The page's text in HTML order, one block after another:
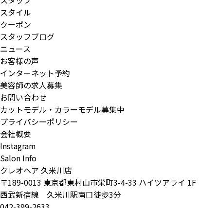
スタイル
クーポン
スタッフブログ
ニュース
お客様の声
インターネット予約
美容師の求人募集
お問い合わせ
カットモデル・カラーモデル募集中
プライバシーポリシー
会社概要
Instagram
Salon Info
クレオヘア 久米川店
〒189-0013 東京都東村山市栄町3-4-33 ハイツアライ 1F
西武新宿線 久米川駅南口徒歩3分